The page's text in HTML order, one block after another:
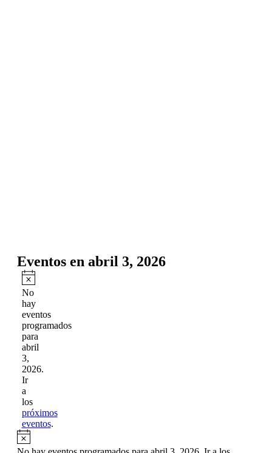
Eventos en abril 3, 2026
Aviso
No
hay
eventos
programados
para
abril
3,
2026.
Ir
a
los
próximos
eventos.
Aviso